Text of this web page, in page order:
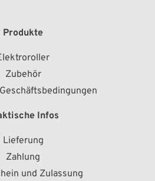
Produkte
Zubehör
Infos
Lieferung
Zahlung
und Zulassung